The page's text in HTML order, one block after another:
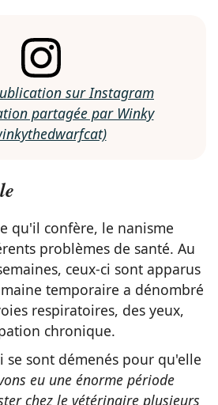
sur Instagram
partagée par Winky
qu'il confère, le nanisme
problèmes de santé. Au
ceux-ci sont apparus
temporaire a dénombré
respiratoires, des yeux,
chronique.
se sont démenés pour qu'elle
eu une énorme période
chez le vétérinaire plusieurs